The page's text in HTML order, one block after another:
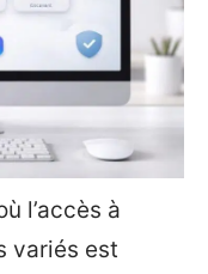
l’accès à
variés est